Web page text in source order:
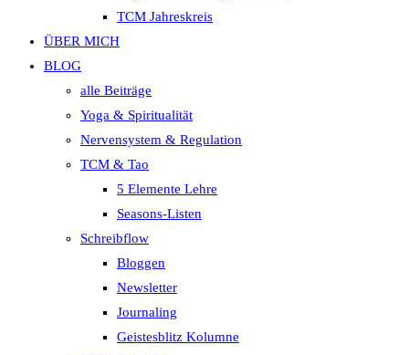
TCM Jahreskreis
ÜBER MICH
BLOG
alle Beiträge
Yoga & Spiritualität
Nervensystem & Regulation
TCM & Tao
5 Elemente Lehre
Seasons-Listen
Schreibflow
Bloggen
Newsletter
Journaling
Geistesblitz Kolumne